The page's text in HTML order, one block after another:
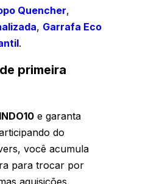
Quencher,
, Garrafa Eco
.
primeira
e garanta
do
você acumula
para trocar por